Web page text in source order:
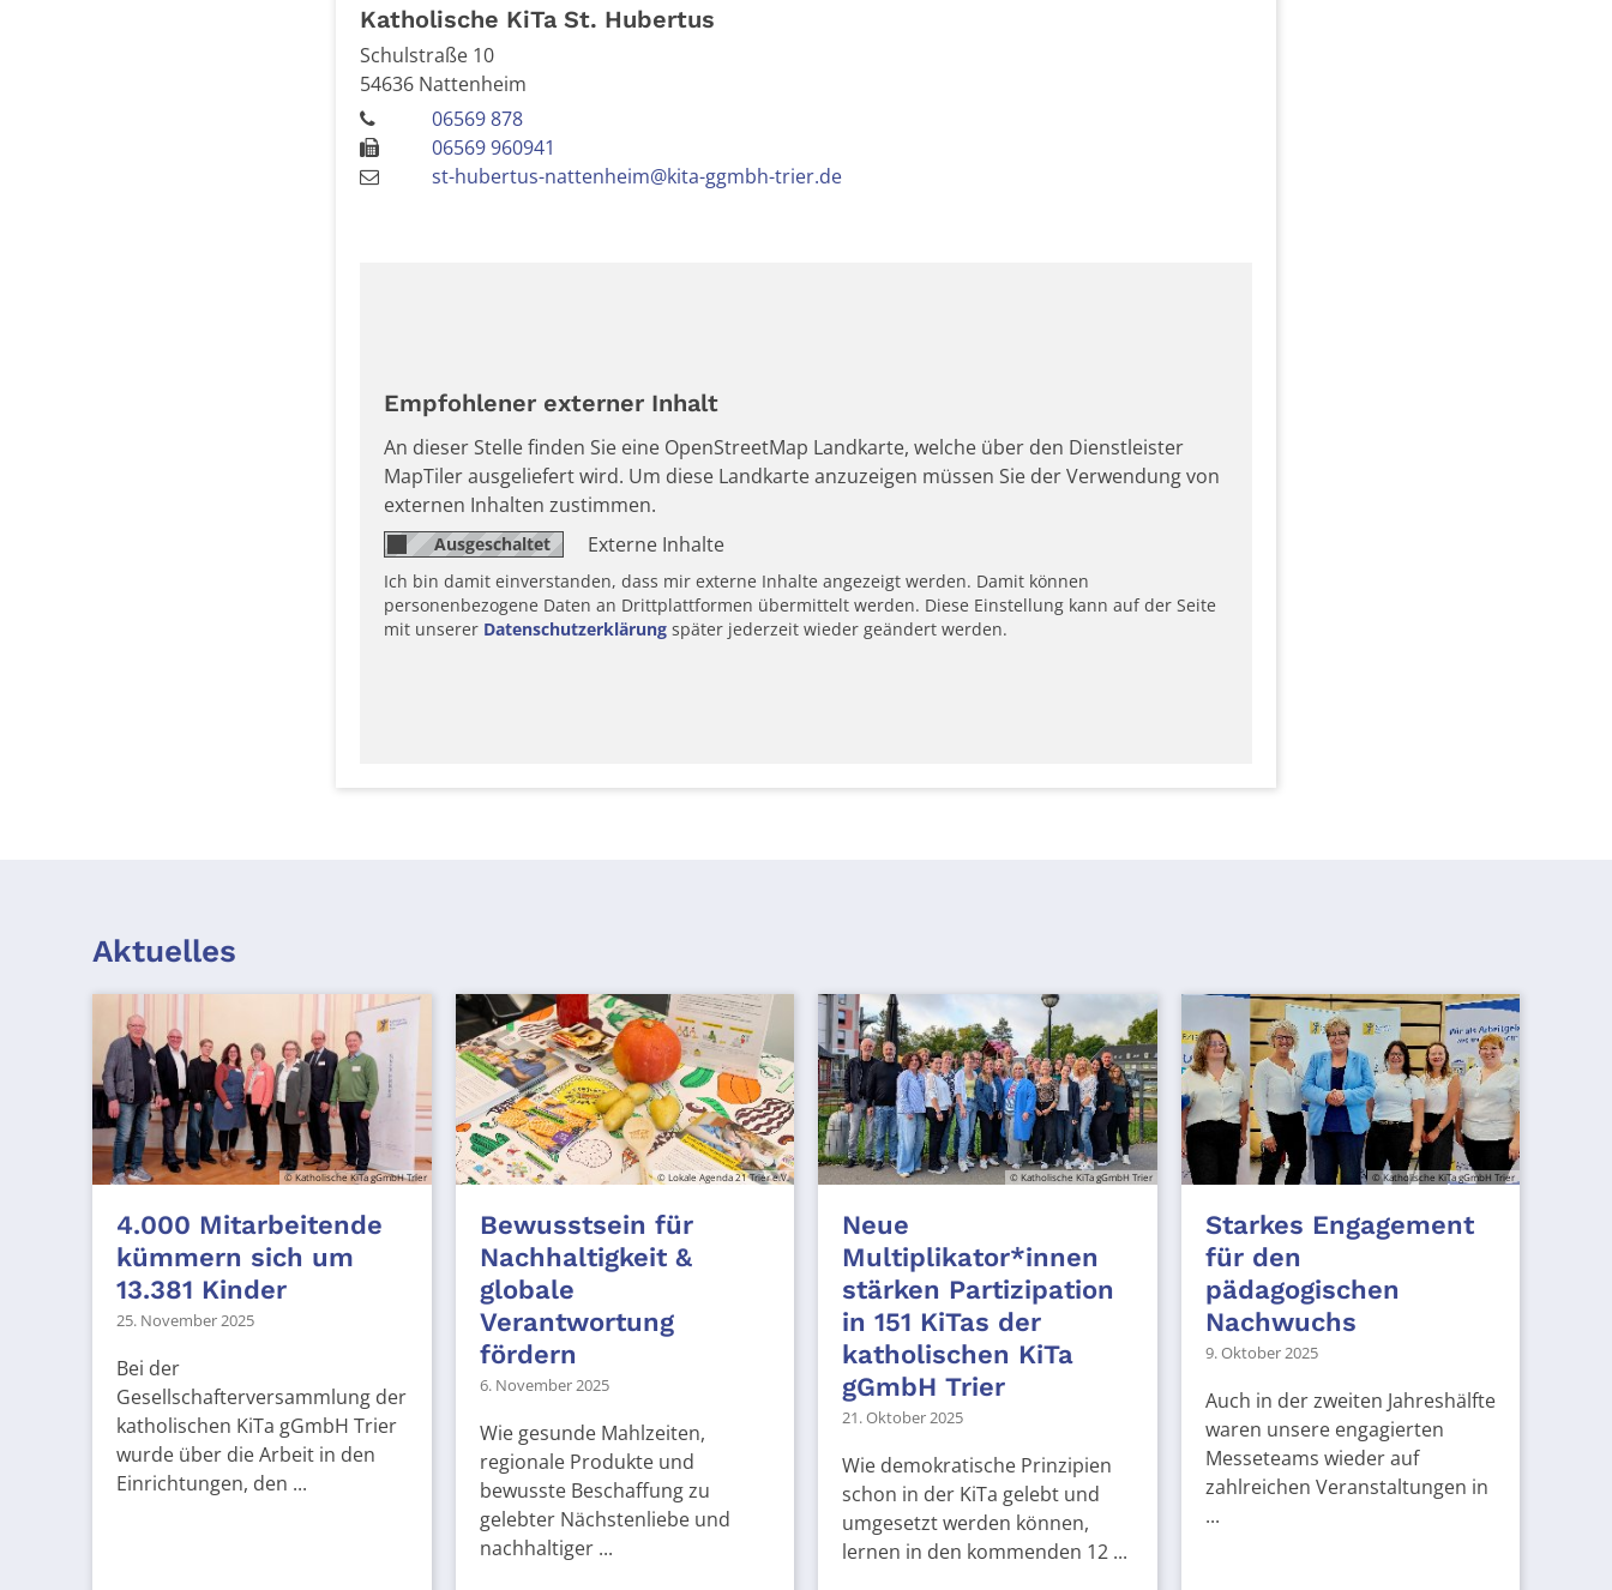
Katholische KiTa St. Hubertus
Schulstraße 10
54636 Nattenheim
06569 878
06569 960941
st-hubertus-nattenheim@kita-ggmbh-trier.de
Empfohlener externer Inhalt
An dieser Stelle finden Sie eine OpenStreetMap Landkarte, welche über den Dienstleister
MapTiler ausgeliefert wird. Um diese Landkarte anzuzeigen müssen Sie der Verwendung von
externen Inhalten zustimmen.
Externe Inhalte
Ich bin damit einverstanden, dass mir externe Inhalte angezeigt werden. Damit können
personenbezogene Daten an Drittplattformen übermittelt werden. Diese Einstellung kann auf der Seite
mit unserer Datenschutzerklärung später jederzeit wieder geändert werden.
Aktuelles
© Katholische KiTa gGmbH Trier
4.000 Mitarbeitende
kümmern sich um
13.381 Kinder
25. November 2025
Bei der
Gesellschafterversammlung der
katholischen KiTa gGmbH Trier
wurde über die Arbeit in den
Einrichtungen, den ...
© Lokale Agenda 21 Trier e.V.
Bewusstsein für
Nachhaltigkeit &
globale
Verantwortung
fördern
6. November 2025
Wie gesunde Mahlzeiten,
regionale Produkte und
bewusste Beschaffung zu
gelebter Nächstenliebe und
nachhaltiger ...
© Katholische KiTa gGmbH Trier
Neue
Multiplikator*innen
stärken Partizipation
in 151 KiTas der
katholischen KiTa
gGmbH Trier
21. Oktober 2025
Wie demokratische Prinzipien
schon in der KiTa gelebt und
umgesetzt werden können,
lernen in den kommenden 12 ...
© Katholische KiTa gGmbH Trier
Starkes Engagement
für den
pädagogischen
Nachwuchs
9. Oktober 2025
Auch in der zweiten Jahreshälfte
waren unsere engagierten
Messeteams wieder auf
zahlreichen Veranstaltungen in
...